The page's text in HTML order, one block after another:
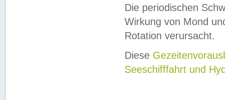
Die periodischen
Wirkung von Mond
Rotation verursacht.
Diese
Seeschifffahrt und